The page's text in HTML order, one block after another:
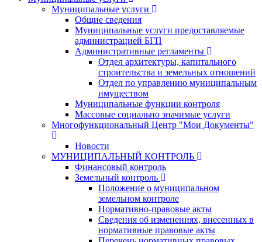
Муниципальные услуги
Общие сведения
Муниципальные услуги предоставляемые
администрацией БГП
Административные регламенты
Отдел архитектуры, капитального
строительства и земельных отношений
Отдел по управлению муниципальным
имуществом
Муниципальные функции контроля
Массовые социально значимые услуги
Многофункциональный Центр "Мои Документы"
Новости
МУНИЦИПАЛЬНЫЙ КОНТРОЛЬ
Финансовый контроль
Земельный контроль
Положение о муниципальном
земельном контроле
Нормативно-правовые акты
Сведения об изменениях, внесенных в
нормативные правовые акты